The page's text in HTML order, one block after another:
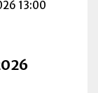
13:00